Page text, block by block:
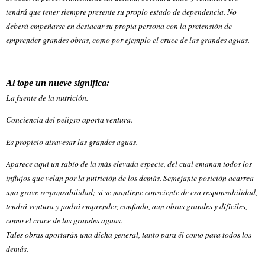
tendrá que tener siempre presente su propio estado de dependencia. No
deberá empeñarse en destacar su propia persona con la pretensión de
emprender grandes obras, como por ejemplo el cruce de las grandes aguas.
Al tope un nueve significa:
La fuente de la nutrición.
Conciencia del peligro aporta ventura.
Es propicio atravesar las grandes aguas.
Aparece aquí un sabio de la más elevada especie, del cual emanan todos los
influjos que velan por la nutrición de los demás. Semejante posición acarrea
una grave responsabilidad; si se mantiene consciente de esa responsabilidad,
tendrá ventura y podrá emprender, confiado, aun obras grandes y difíciles,
como el cruce de las grandes aguas.
Tales obras aportarán una dicha general, tanto para él como para todos los
demás.